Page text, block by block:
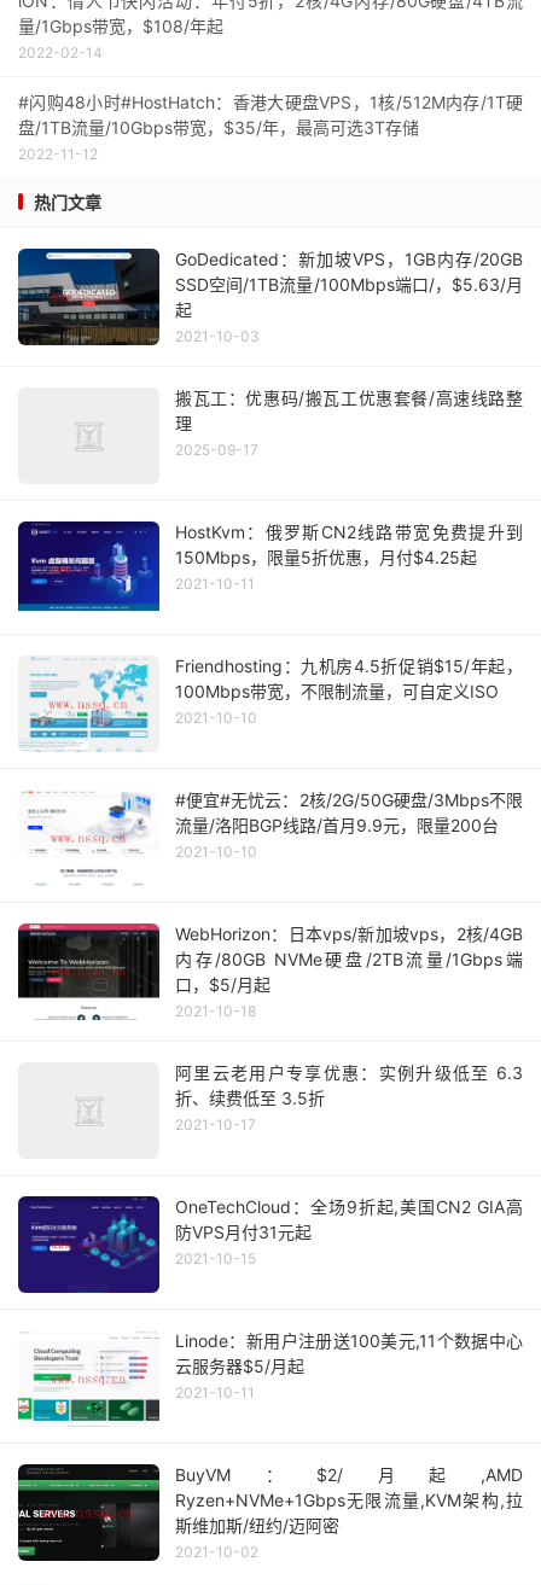
量/1Gbps带宽，$108/年起
2022-02-14
#闪购48小时#HostHatch：香港大硬盘VPS，1核/512M内存/1T硬
盘/1TB流量/10Gbps带宽，$35/年，最高可选3T存储
2022-11-12
热门文章
GoDedicated：新加坡VPS，1GB内存/20GB
SSD空间/1TB流量/100Mbps端口/，$5.63/月
起
2021-10-03
搬瓦工：优惠码/搬瓦工优惠套餐/高速线路整
理
2025-09-17
HostKvm：俄罗斯CN2线路带宽免费提升到
150Mbps，限量5折优惠，月付$4.25起
2021-10-11
Friendhosting：九机房4.5折促销$15/年起，
100Mbps带宽，不限制流量，可自定义ISO
2021-10-10
#便宜#无忧云：2核/2G/50G硬盘/3Mbps不限
流量/洛阳BGP线路/首月9.9元，限量200台
2021-10-10
WebHorizon：日本vps/新加坡vps，2核/4GB
内存/80GB NVMe硬盘/2TB流量/1Gbps端
口，$5/月起
2021-10-18
阿里云老用户专享优惠：实例升级低至 6.3
折、续费低至 3.5折
2021-10-17
OneTechCloud：全场9折起,美国CN2 GIA高
防VPS月付31元起
2021-10-15
Linode：新用户注册送100美元,11个数据中心
云服务器$5/月起
2021-10-11
BuyVM：$2/月起,AMD
Ryzen+NVMe+1Gbps无限流量,KVM架构,拉
斯维加斯/纽约/迈阿密
2021-10-02